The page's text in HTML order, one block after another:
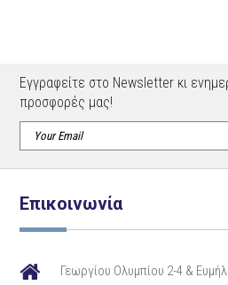
Εγγραφείτε στο Newsletter κι
προσφορές μας!
Επικοινωνία
Γεωργίου Ολυμπίου 2-4 &